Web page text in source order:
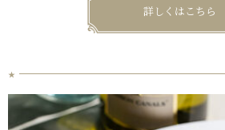
詳しくはこちら